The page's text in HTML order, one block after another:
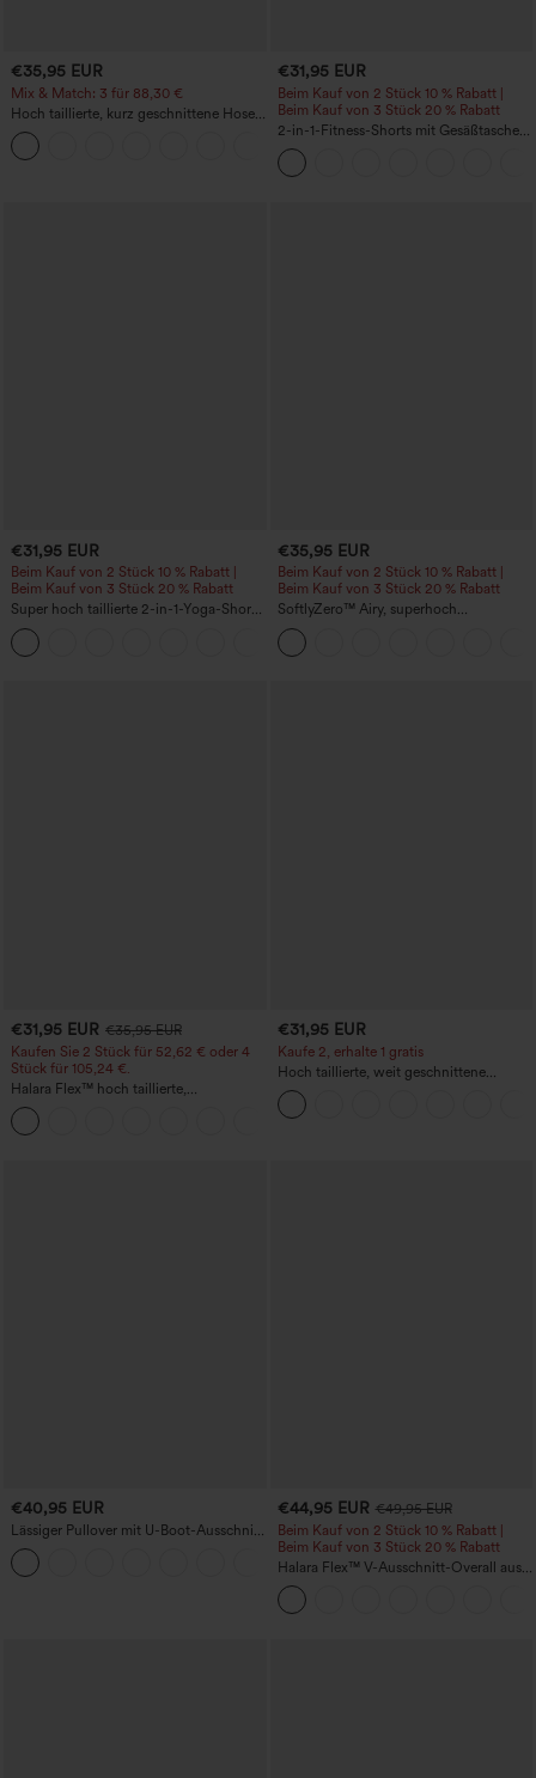
€35,95 EUR
Mix & Match: 3 für 88,30 €
Hoch taillierte, kurz geschnittene Hose
mit Reißverschlusstasche in Leinenoptik
€31,95 EUR
Beim Kauf von 2 Stück 10 % Rabatt |
Beim Kauf von 3 Stück 20 % Rabatt
2-in-1-Fitness-Shorts mit Gesäßtasche
und seitlicher versteckter Tasche 6,3 cm
€31,95 EUR
Beim Kauf von 2 Stück 10 % Rabatt |
Beim Kauf von 3 Stück 20 % Rabatt
Super hoch taillierte 2-in-1-Yoga-Shorts
mit Gesäßtasche und Seitentasche-
längere Länge
€35,95 EUR
Beim Kauf von 2 Stück 10 % Rabatt |
Beim Kauf von 3 Stück 20 % Rabatt
SoftlyZero™ Airy, superhoch
geschnittene 2-in-1 InstantCool Yoga-
Shorts 7" mit Taschen
€31,95 EUR €35,95 EUR
Kaufen Sie 2 Stück für 52,62 € oder 4
Stück für 105,24 €.
Halara Flex™ hoch taillierte,
figurformende Arbeitshose, die die Taille
schmaler wirken lässt, mit Taschen,
weitem Bein und Mikro-Waffelstruktur
€31,95 EUR
Kaufe 2, erhalte 1 gratis
Hoch taillierte, weit geschnittene
Freizeithose aus Leinenmischung mit
Kordelzug und Taschen
€40,95 EUR
Lässiger Pullover mit U-Boot-Ausschnitt
und Fledermausärmeln.
+1
€44,95 EUR €49,95 EUR
Beim Kauf von 2 Stück 10 % Rabatt |
Beim Kauf von 3 Stück 20 % Rabatt
Halara Flex™ V-Ausschnitt-Overall aus
gewaschenem Denim mit Taschen –
lässig